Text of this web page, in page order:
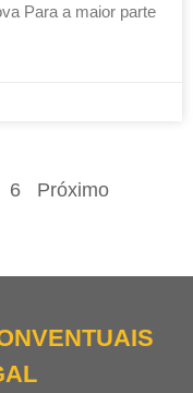
Para a maior parte
6 Próximo